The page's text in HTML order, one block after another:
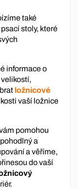
také
stoly, které
informace o
ložnicové
vaší ložnice
pomohou
a
a věříme,
do vaší